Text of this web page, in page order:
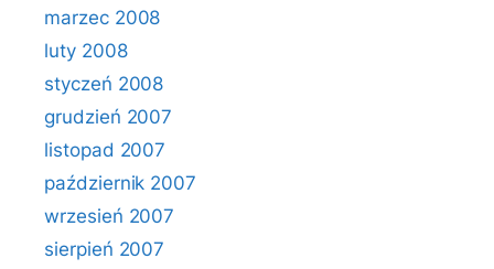
marzec 2008
luty 2008
styczeń 2008
grudzień 2007
listopad 2007
październik 2007
wrzesień 2007
sierpień 2007